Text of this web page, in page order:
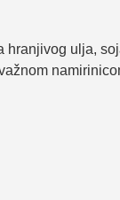
hranjivog ulja,